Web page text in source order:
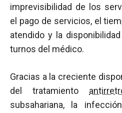
imprevisibilidad de los
el pago de servicios, el
atendido y la
turnos del médico.
Gracias a la creciente
del tratamiento
subsahariana, la